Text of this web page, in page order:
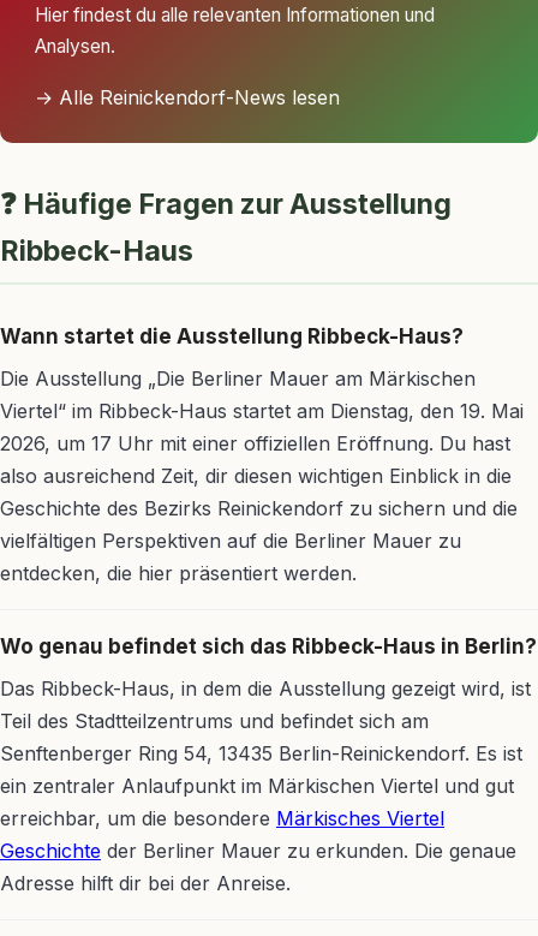
Hier findest du alle relevanten Informationen und
Analysen.
→ Alle Reinickendorf-News lesen
❓ Häufige Fragen zur Ausstellung
Ribbeck-Haus
Wann startet die Ausstellung Ribbeck-Haus?
Die Ausstellung „Die Berliner Mauer am Märkischen
Viertel“ im Ribbeck-Haus startet am Dienstag, den 19. Mai
2026, um 17 Uhr mit einer offiziellen Eröffnung. Du hast
also ausreichend Zeit, dir diesen wichtigen Einblick in die
Geschichte des Bezirks Reinickendorf zu sichern und die
vielfältigen Perspektiven auf die Berliner Mauer zu
entdecken, die hier präsentiert werden.
Wo genau befindet sich das Ribbeck-Haus in Berlin?
Das Ribbeck-Haus, in dem die Ausstellung gezeigt wird, ist
Teil des Stadtteilzentrums und befindet sich am
Senftenberger Ring 54, 13435 Berlin-Reinickendorf. Es ist
ein zentraler Anlaufpunkt im Märkischen Viertel und gut
erreichbar, um die besondere Märkisches Viertel
Geschichte der Berliner Mauer zu erkunden. Die genaue
Adresse hilft dir bei der Anreise.